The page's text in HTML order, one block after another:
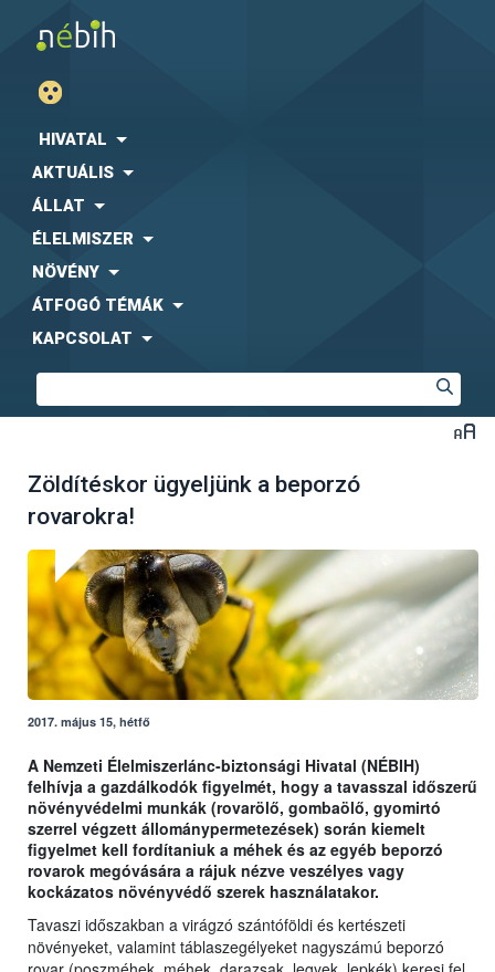
HIVATAL
AKTUÁLIS
ÁLLAT
ÉLELMISZER
NÖVÉNY
ÁTFOGÓ TÉMÁK
KAPCSOLAT
Zöldítéskor ügyeljünk a beporzó
rovarokra!
2017. május 15, hétfő
A Nemzeti Élelmiszerlánc-biztonsági Hivatal (NÉBIH)
felhívja a gazdálkodók figyelmét, hogy a tavasszal időszerű
növényvédelmi munkák (rovarölő, gombaölő, gyomirtó
szerrel végzett állománypermetezések) során kiemelt
figyelmet kell fordítaniuk a méhek és az egyéb beporzó
rovarok megóvására a rájuk nézve veszélyes vagy
kockázatos növényvédő szerek használatakor.
Tavaszi időszakban a virágzó szántóföldi és kertészeti
növényeket, valamint táblaszegélyeket nagyszámú beporzó